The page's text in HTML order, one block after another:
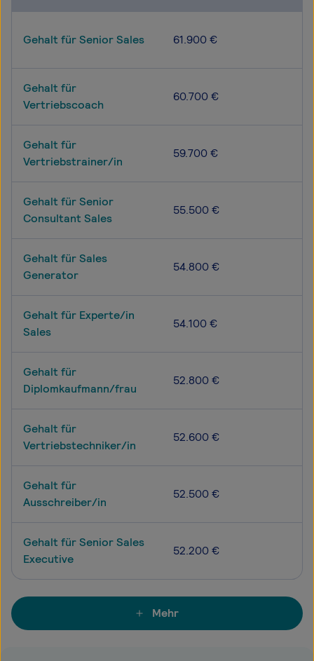
Gehalt für Senior Sales 61.900 €
Gehalt für
Vertriebscoach
60.700 €
Gehalt für
Vertriebstrainer/in
59.700 €
Gehalt für Senior
Consultant Sales
55.500 €
Gehalt für Sales
Generator
54.800 €
Gehalt für Experte/in
Sales
54.100 €
Gehalt für
Diplomkaufmann/frau
52.800 €
Gehalt für
Vertriebstechniker/in
52.600 €
Gehalt für
Ausschreiber/in
52.500 €
Gehalt für Senior Sales
Executive
52.200 €
Mehr